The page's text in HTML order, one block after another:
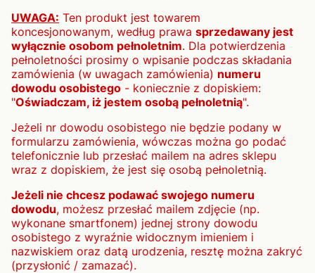
UWAGA: Ten produkt jest towarem
koncesjonowanym, według prawa sprzedawany jest
wyłącznie osobom pełnoletnim. Dla potwierdzenia
pełnoletności prosimy o wpisanie podczas składania
zamówienia (w uwagach zamówienia) numeru
dowodu osobistego - koniecznie z dopiskiem:
"Oświadczam, iż jestem osobą pełnoletnią".
Jeżeli nr dowodu osobistego nie będzie podany w
formularzu zamówienia, wówczas można go podać
telefonicznie lub przesłać mailem na adres sklepu
wraz z dopiskiem, że jest się osobą pełnoletnią.
Jeżeli nie chcesz podawać swojego numeru
dowodu, możesz przesłać mailem zdjęcie (np.
wykonane smartfonem) jednej strony dowodu
osobistego z wyraźnie widocznym imieniem i
nazwiskiem oraz datą urodzenia, resztę można zakryć
(przysłonić / zamazać).